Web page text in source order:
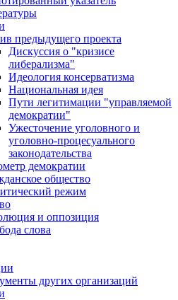
предыдущего проекта
Дискуссия о "кризисе
либерализма"
Идеология консерватизма
Национальная идея
Пути легитимации "управляемой
демократии"
Ужесточение уголовного и
уголовно-процесуального
законодательства
демократии
общество
режим
и оппозиция
слова
других организаций